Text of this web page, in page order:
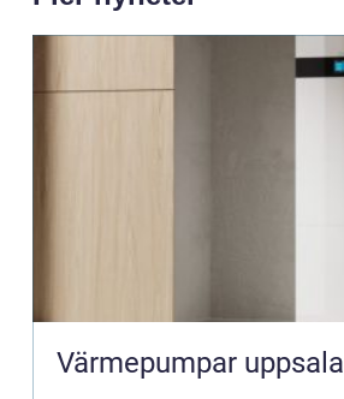
Värmepumpar uppsala